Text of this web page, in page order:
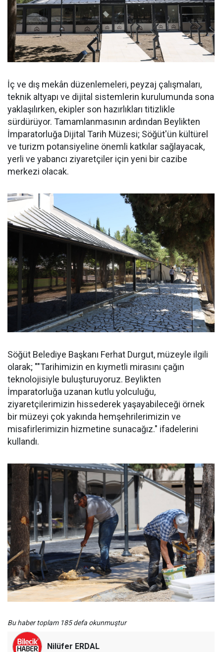
İç ve dış mekân düzenlemeleri, peyzaj çalışmaları,
teknik altyapı ve dijital sistemlerin kurulumunda sona
yaklaşılırken, ekipler son hazırlıkları titizlikle
sürdürüyor. Tamamlanmasının ardından Beylikten
İmparatorluğa Dijital Tarih Müzesi; Söğüt'ün kültürel
ve turizm potansiyeline önemli katkılar sağlayacak,
yerli ve yabancı ziyaretçiler için yeni bir cazibe
merkezi olacak.
Söğüt Belediye Başkanı Ferhat Durgut, müzeyle ilgili
olarak; ""Tarihimizin en kıymetli mirasını çağın
teknolojisiyle buluşturuyoruz. Beylikten
İmparatorluğa uzanan kutlu yolculuğu,
ziyaretçilerimizin hissederek yaşayabileceği örnek
bir müzeyi çok yakında hemşehrilerimizin ve
misafirlerimizin hizmetine sunacağız." ifadelerini
kullandı.
Bu haber toplam 185 defa okunmuştur
Nilüfer ERDAL